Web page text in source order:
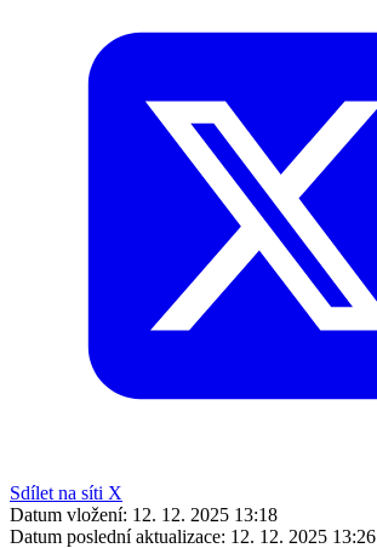
Sdílet na síti X
Datum vložení: 12. 12. 2025 13:18
Datum poslední aktualizace: 12. 12. 2025 13:26